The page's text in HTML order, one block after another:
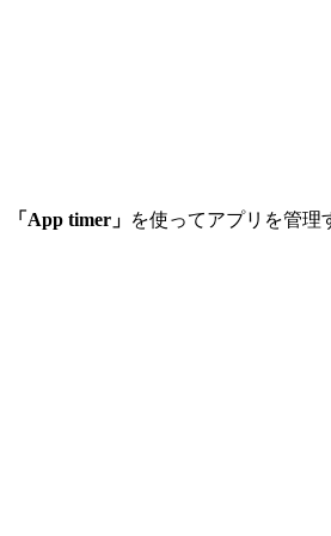
「App timer」 を使ってアプリを管理